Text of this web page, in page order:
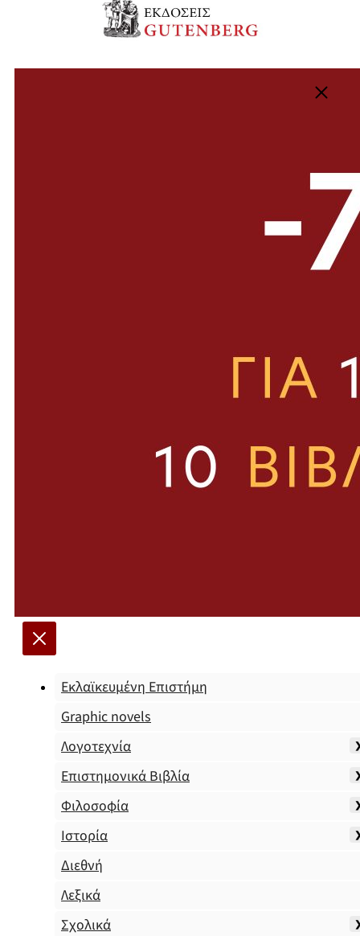
Εκλαϊκευμένη Επιστήμη
Graphic novels
Λογοτεχνία
Επιστημονικά Βιβλία
Φιλοσοφία
Ιστορία
Διεθνή
Λεξικά
Σχολικά